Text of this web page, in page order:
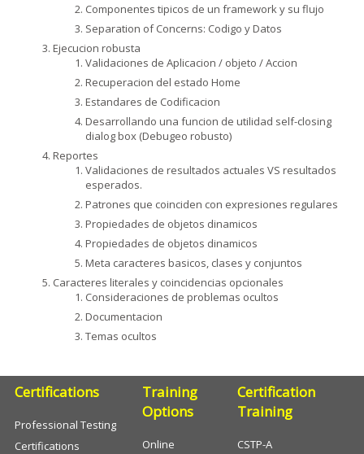
Componentes tipicos de un framework y su flujo
Separation of Concerns: Codigo y Datos
Ejecucion robusta
Validaciones de Aplicacion / objeto / Accion
Recuperacion del estado Home
Estandares de Codificacion
Desarrollando una funcion de utilidad self-closing
dialog box (Debugeo robusto)
Reportes
Validaciones de resultados actuales VS resultados
esperados.
Patrones que coinciden con expresiones regulares
Propiedades de objetos dinamicos
Propiedades de objetos dinamicos
Meta caracteres basicos, clases y conjuntos
Caracteres literales y coincidencias opcionales
Consideraciones de problemas ocultos
Documentacion
Temas ocultos
Certifications
Professional Testing
Certifications
Training
Options
Online
Certification
Training
CSTP-A